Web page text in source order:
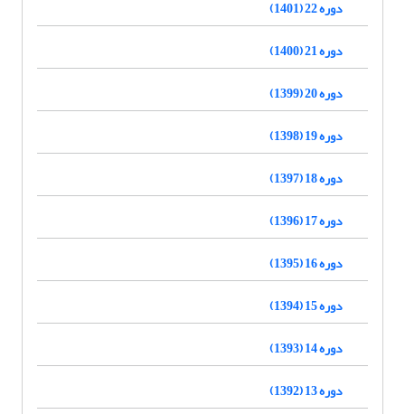
دوره 22 (1401)
دوره 21 (1400)
دوره 20 (1399)
دوره 19 (1398)
دوره 18 (1397)
دوره 17 (1396)
دوره 16 (1395)
دوره 15 (1394)
دوره 14 (1393)
دوره 13 (1392)